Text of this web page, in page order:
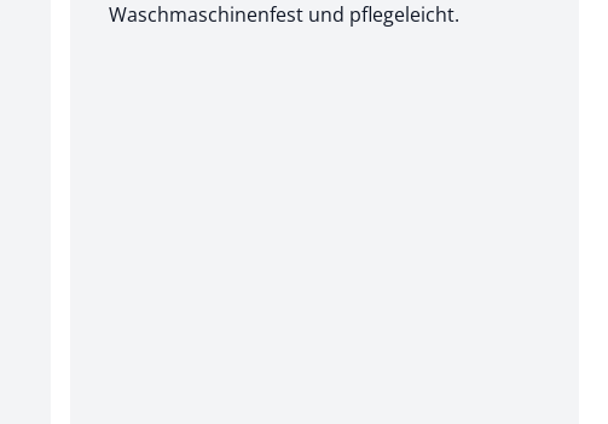
Waschmaschinenfest und pflegeleicht.